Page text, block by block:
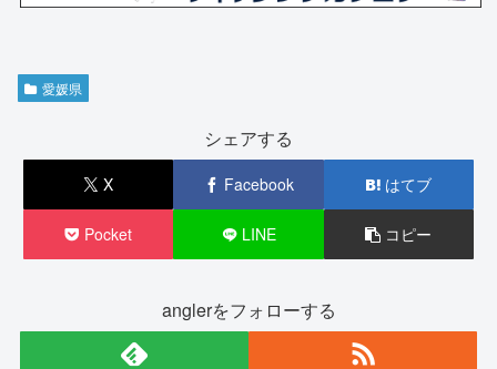
愛媛県
シェアする
X Facebook はてブ
Pocket LINE コピー
anglerをフォローする